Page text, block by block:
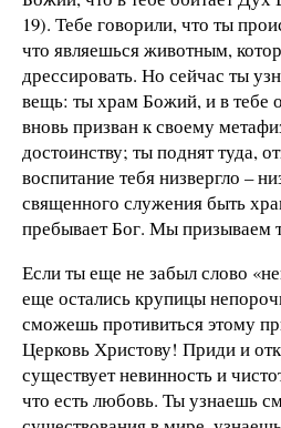
19). Тебе говорили, что ты
что являешься животным,
дрессировать. Но сейчас ты
вещь: ты храм Божий, и в тебе
вновь призван к своему
достоинству; ты поднят туда,
воспитание тебя низвергло –
священного служения быть
пребывает Бог. Мы призываем
Если ты еще не забыл слово
еще остались крупицы
сможешь противиться этому
Церковь Христову! Приди и
существует невинность и
что есть любовь. Ты узнаешь